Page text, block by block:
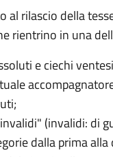
al rilascio della
rientrino in una
e ciechi
(invalidi: di
dalla prima